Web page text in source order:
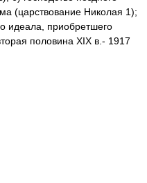
(царствование Николая 1);
идеала, приобретшего
половина XIX в.- 1917